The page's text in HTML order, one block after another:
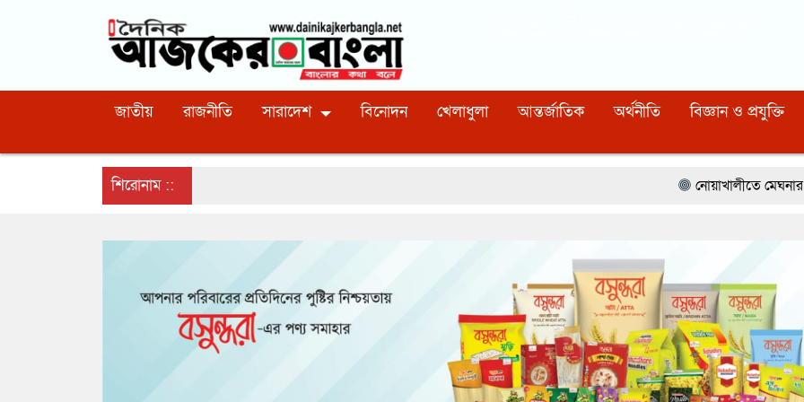
জাতীয় রাজনীতি সারাদেশ বিনোদন খেলাধুলা আন্তর্জাতিক অর্থনীতি বিজ্ঞান ও প্রযুক্তি
শিরোনাম :: নোয়াখালীতে মেঘনার ভাঙনরোধে জিও ব্যাগ